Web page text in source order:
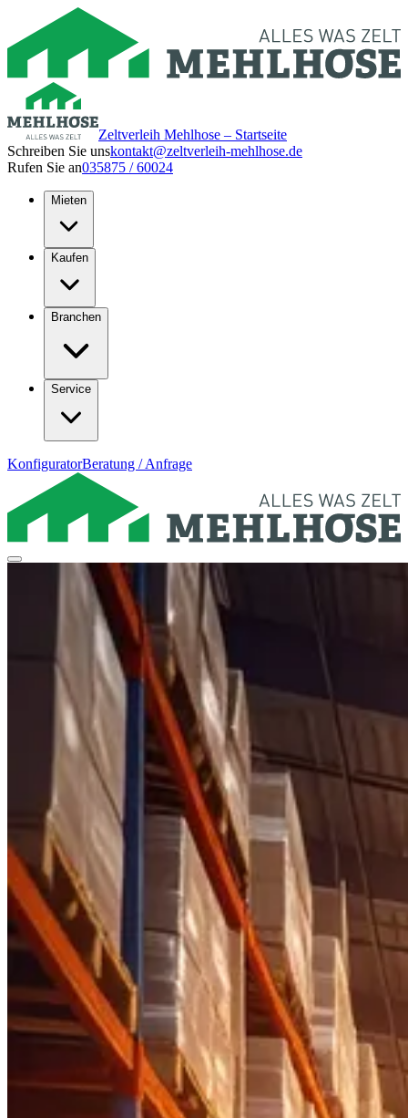
Zeltverleih Mehlhose – Startseite
Schreiben Sie unskontakt@zeltverleih-mehlhose.de
Rufen Sie an035875 / 60024
Mieten
Kaufen
Branchen
Service
KonfiguratorBeratung / Anfrage